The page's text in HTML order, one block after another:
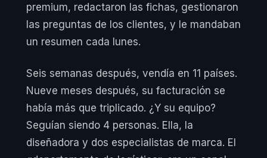
premium, redactaron las fichas, gestionaron
las preguntas de los clientes, y le mandaban
un resumen cada lunes.
Seis semanas después, vendía en 11 países.
Nueve meses después, su facturación se
había más que triplicado. ¿Y su equipo?
Seguían siendo 4 personas. Ella, la
diseñadora y dos especialistas de marca. El